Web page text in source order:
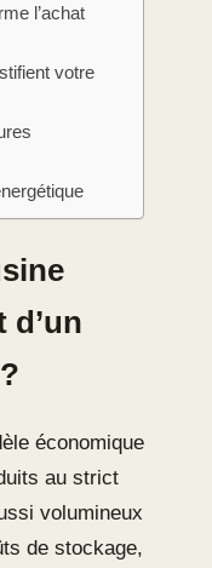
l’achat
votre
d’un
économique
au strict
volumineux
de stockage,